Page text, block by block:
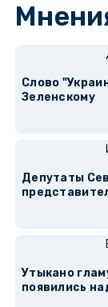
Слово
Зеленскому
Депутаты
Утыкано
появились